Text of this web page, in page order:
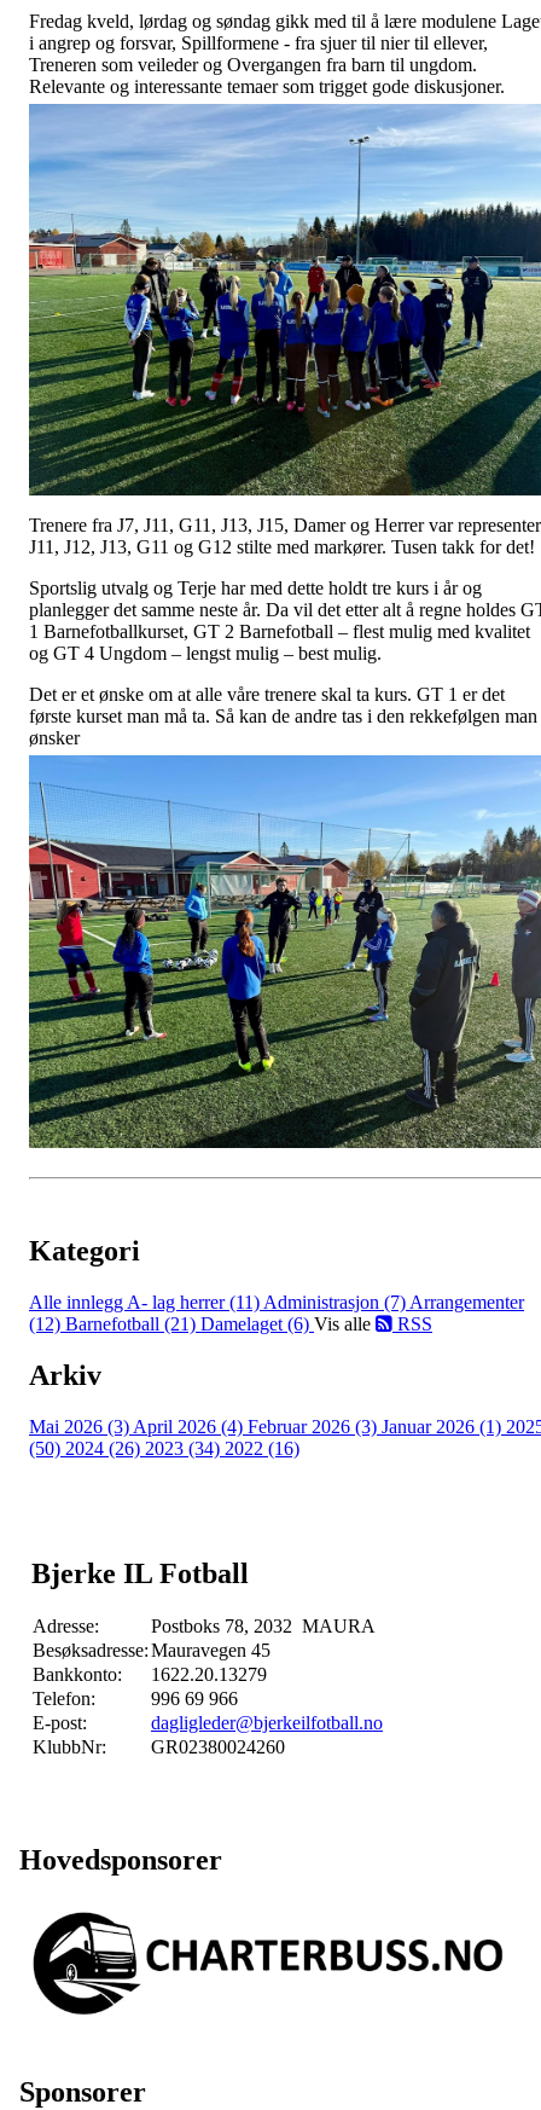
Fredag kveld, lørdag og søndag gikk med til å lære modulene
i angrep og forsvar, Spillformene - fra sjuer til nier til ellever,
Treneren som veileder og Overgangen fra barn til ungdom.
Relevante og interessante temaer som trigget gode diskusjoner.
Trenere fra J7, J11, G11, J13, J15, Damer og Herrer var
J11, J12, J13, G11 og G12 stilte med markører. Tusen takk for det!
Sportslig utvalg og Terje har med dette holdt tre kurs i år og
planlegger det samme neste år. Da vil det etter alt å regne holdes
1 Barnefotballkurset, GT 2 Barnefotball – flest mulig med kvalitet
og GT 4 Ungdom – lengst mulig – best mulig.
Det er et ønske om at alle våre trenere skal ta kurs. GT 1 er det
første kurset man må ta. Så kan de andre tas i den rekkefølgen man
ønsker
Kategori
Alle innlegg A- lag herrer (11) Administrasjon (7) Arrangementer
(12) Barnefotball (21) Damelaget (6) Vis alle RSS
Arkiv
Mai 2026 (3) April 2026 (4) Februar 2026 (3) Januar 2026 (1)
(50) 2024 (26) 2023 (34) 2022 (16)
Bjerke IL Fotball
Adresse:
Postboks 78, 2032 MAURA
Besøksadresse:Mauravegen 45
Bankkonto:
1622.20.13279
Telefon:
996 69 966
E-post:
dagligleder@bjerkeilfotball.no
KlubbNr:
GR02380024260
Hovedsponsorer
Sponsorer